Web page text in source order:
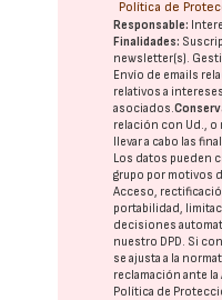
Política de
Responsable:
Finalidades:
newsletter(s).
Envío de emails
relativos a
asociados.
relación con Ud., o
llevar a cabo las
Los datos pueden
grupo por motivos
Acceso,
portabilidad,
decisiones
nuestro DPD. Si
se ajusta a la
reclamación ante la
Política de